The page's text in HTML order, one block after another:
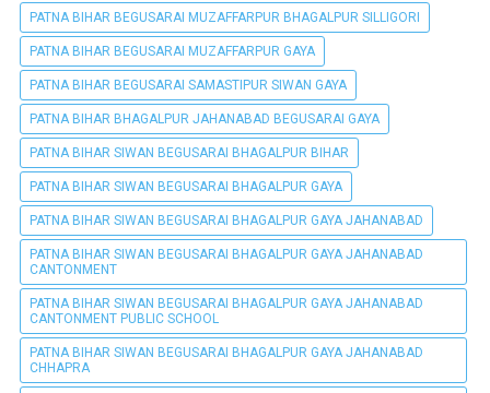
PATNA BIHAR BEGUSARAI MUZAFFARPUR BHAGALPUR SILLIGORI
PATNA BIHAR BEGUSARAI MUZAFFARPUR GAYA
PATNA BIHAR BEGUSARAI SAMASTIPUR SIWAN GAYA
PATNA BIHAR BHAGALPUR JAHANABAD BEGUSARAI GAYA
PATNA BIHAR SIWAN BEGUSARAI BHAGALPUR BIHAR
PATNA BIHAR SIWAN BEGUSARAI BHAGALPUR GAYA
PATNA BIHAR SIWAN BEGUSARAI BHAGALPUR GAYA JAHANABAD
PATNA BIHAR SIWAN BEGUSARAI BHAGALPUR GAYA JAHANABAD
CANTONMENT
PATNA BIHAR SIWAN BEGUSARAI BHAGALPUR GAYA JAHANABAD
CANTONMENT PUBLIC SCHOOL
PATNA BIHAR SIWAN BEGUSARAI BHAGALPUR GAYA JAHANABAD
CHHAPRA